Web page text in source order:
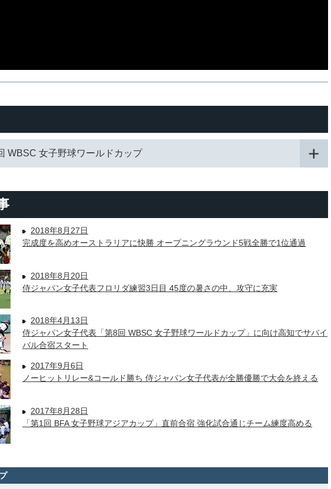
WBSC 女子野球ワールドカップ
2018年8月27日
完成度を高めオーストラリアに快勝 オープニングラウンド5戦全勝で1位通過
2018年8月20日
侍ジャパン女子代表フロリダ練習3日目 45度の暑さの中、攻守に充実
2018年4月13日
侍ジャパン女子代表「第8回 WBSC 女子野球ワールドカップ」に向け高知でサバイ
バル合宿スタート
2017年9月6日
ノーヒットリレー&コールド勝ち 侍ジャパン女子代表が全勝優勝で大会を終える
2017年8月28日
「第1回 BFA 女子野球アジアカップ」直前合宿 強化試合通じチーム練度高める